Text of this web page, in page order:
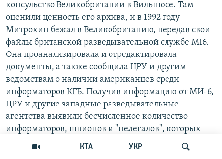
КТА УКР
консульство Великобритании в Вильнюсе. Там
оценили ценность его архива, и в 1992 году
Митрохин бежал в Великобританию, передав свои
файлы британской разведывательной службе MI6.
Она проанализировала и отредактировала
документы, а также сообщила ЦРУ и другим
ведомствам о наличии американцев среди
информаторов КГБ. Получив информацию от МИ-6,
ЦРУ и другие западные разведывательные
агентства выявили бесчисленное количество
информаторов, шпионов и "нелегалов", которых
КГБ удалось внедрить на Запад за прошлые